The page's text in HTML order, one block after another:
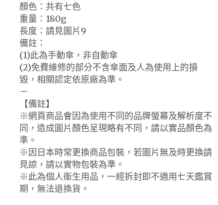
顏色：共有七色
重量：180g
長度：請見圖片9
備註：
(1)此為手動傘，非自動傘
(2)免費維修的部分不含傘面及人為使用上的損
毀，相關認定依原廠為準。
－
【備註】
※網頁商品會因為使用不同的品牌螢幕及解析度不
同，造成圖片顏色呈現略有不同，請以實品顏色為
準。
※因日本時常更換商品包裝，若圖片無及時更換請
見諒，請以實物包裝為準。
※此為個人衛生用品，一經拆封即不適用七天鑑賞
期，無法退換貨。